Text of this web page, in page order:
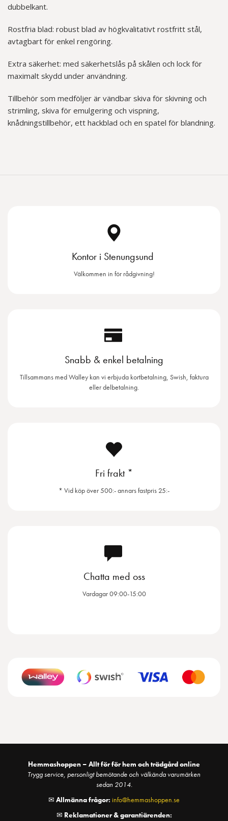
dubbelkant.
Rostfria blad: robust blad av högkvalitativt rostfritt stål,
avtagbart för enkel rengöring.
Extra säkerhet: med säkerhetslås på skålen och lock för
maximalt skydd under användning.
Tillbehör som medföljer är vändbar skiva för skivning och
strimling, skiva för emulgering och vispning,
knådningstillbehör, ett hackblad och en spatel för blandning.
Kontor i Stenungsund
Välkommen in för rådgivning!
Snabb & enkel betalning
Tillsammans med Walley kan vi erbjuda kortbetalning, Swish, faktura
eller delbetalning.
Fri frakt *
* Vid köp över 500:- annars fastpris 25:-
Chatta med oss
Vardagar 09:00-15:00
Hemmashoppen – Allt för för hem och trädgård online
Trygg service, personligt bemötande och välkända varumärken
sedan 2014.
✉ Allmänna frågor: info@hemmashoppen.se
✉ Reklamationer & garantiärenden: